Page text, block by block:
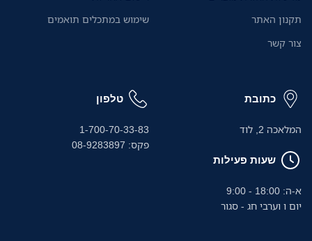
תקנון האתר
צור קשר
שימוש במתכלים תואמים
כתובת
המלאכה 2, לוד
שעות פעילות
א-ה: 18:00 - 9:00
יום ו וערבי חג - סגור
טלפון
1-700-70-33-83
פקס: 08-9283897